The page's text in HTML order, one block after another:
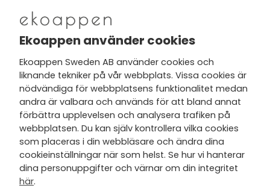
Nytt från Ekoappen
Jag har tagit del av Ekoappens
personuppgifts- och
integritetspolicyoch tar gärna del
av nyheter, hälsotips och exklusiva
erbjudanden via min e-post.
Ekoappen använder cookies
Ekoappen Sweden AB använder cookies och
liknande tekniker på vår webbplats. Vissa cookies är
nödvändiga för webbplatsens funktionalitet medan
andra är valbara och används för att bland annat
förbättra upplevelsen och analysera trafiken på
webbplatsen. Du kan själv kontrollera vilka cookies
som placeras i din webbläsare och ändra dina
cookieinställningar när som helst. Se hur vi hanterar
dina personuppgifter och värnar om din integritet
här.